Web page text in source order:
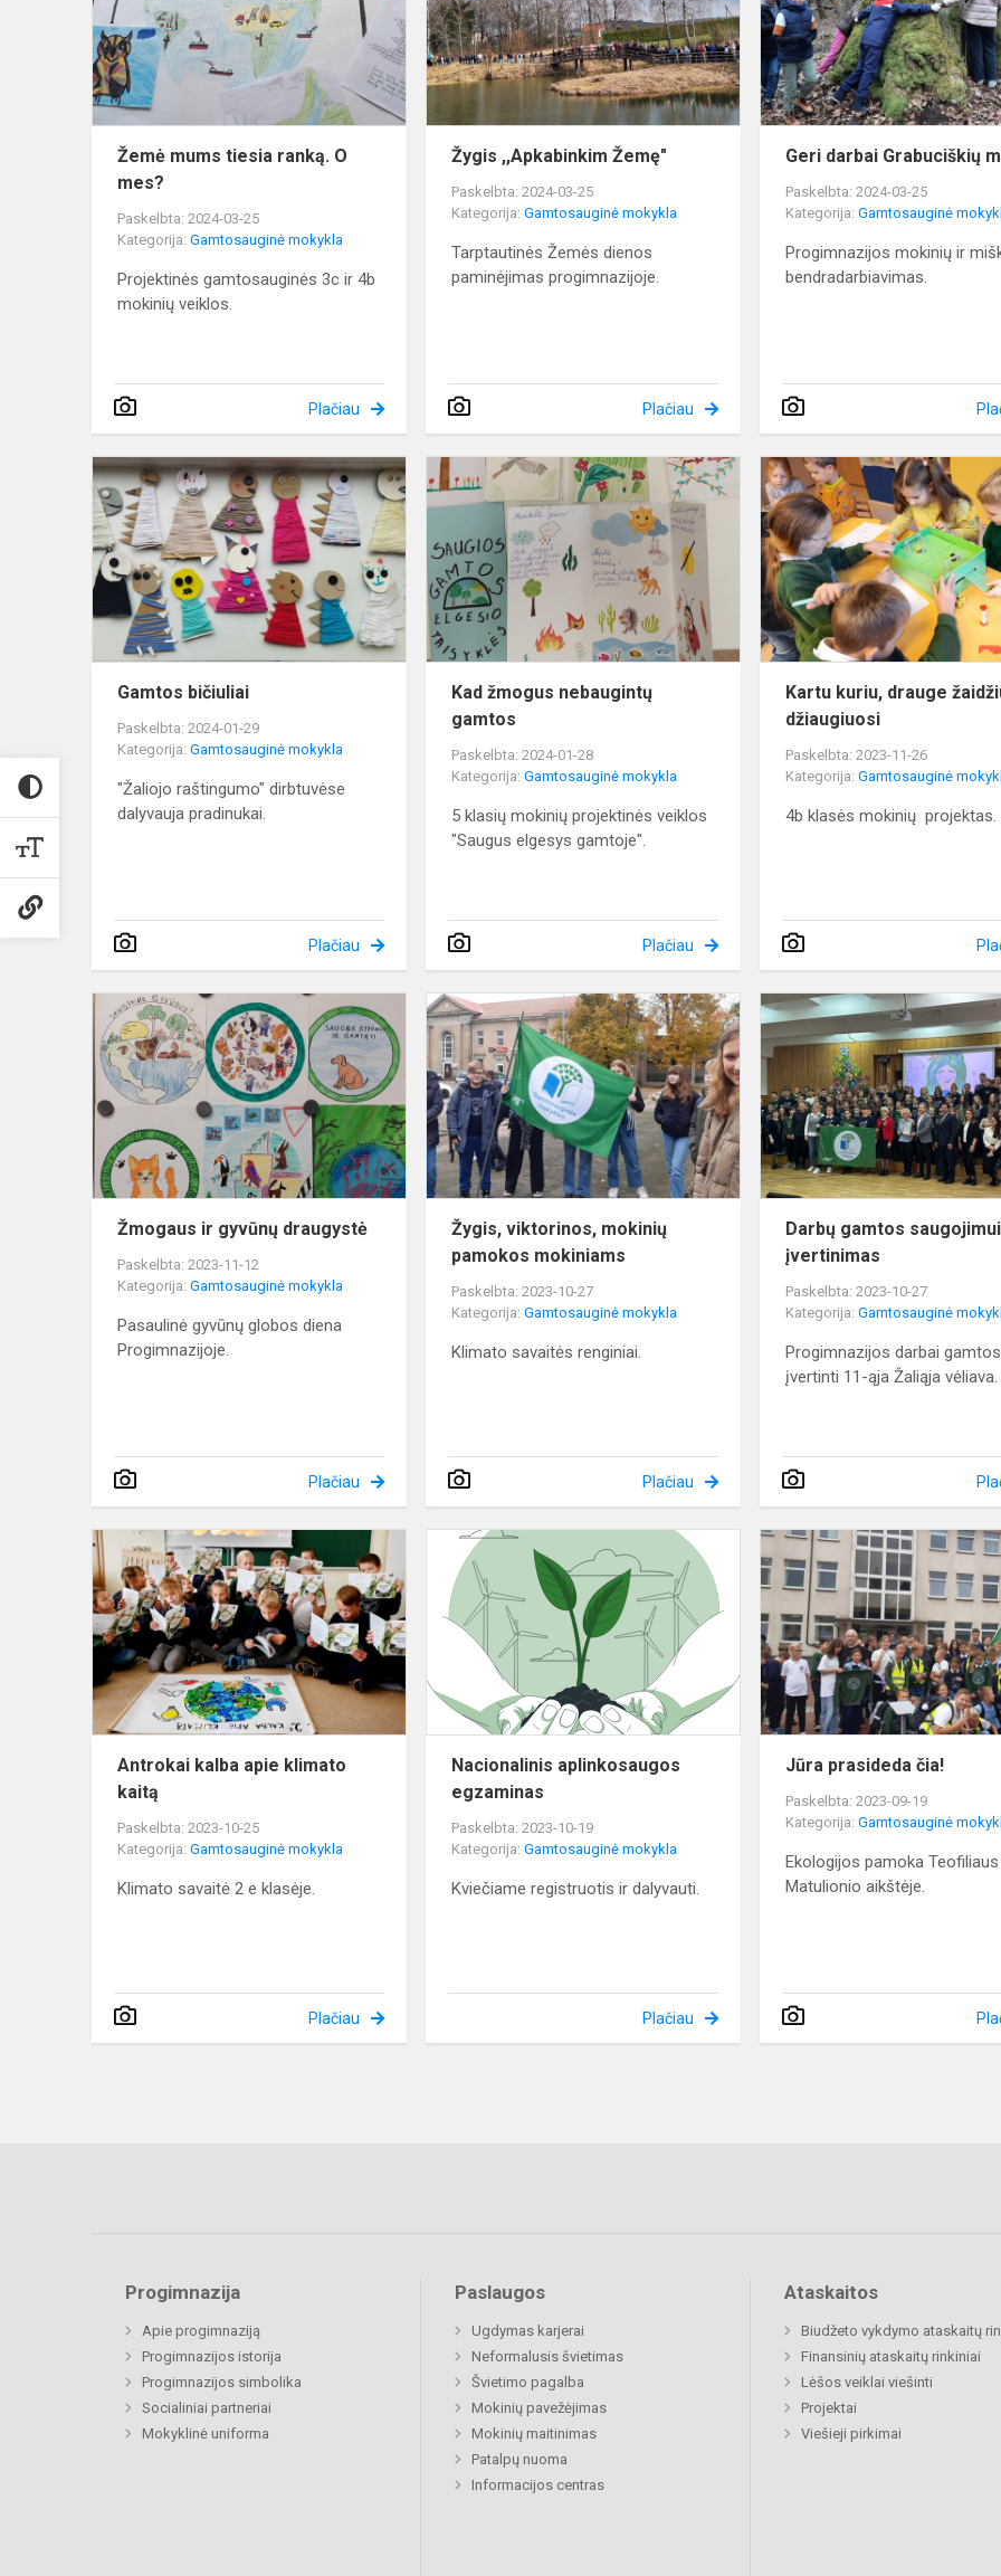
ranką.
O
mes?
Žemė mums tiesia ranką. O
mes?
Paskelbta: 2024-03-25
Kategorija: Gamtosauginė mokykla
Projektinės gamtosauginės 3c ir 4b
mokinių veiklos.
Plačiau
Žygis ,,Apkabinkim Žemę"
Paskelbta: 2024-03-25
Kategorija:Gamtosauginė mokykla
Tarptautinės Žemės dienos
paminėjimas progimnazijoje.
Plačiau
Geri darbai Grabuciškių
Paskelbta: 2024-03-25
Kategorija:Gamtosauginė
Progimnazijos mokinių ir
bendradarbiavimas.
Gamtos
bičiuliai
Gamtos bičiuliai
Paskelbta: 2024-01-29
Kategorija: Gamtosauginė mokykla
"Žaliojo raštingumo" dirbtuvėse
dalyvauja pradinukai.
Plačiau
Kad
žmogus
nebaugintų
gamtos
Kad žmogus nebaugintų
gamtos
Paskelbta: 2024-01-28
Kategorija:Gamtosauginė mokykla
5 klasių mokinių projektinės veiklos
"Saugus elgesys gamtoje".
Plačiau
Kartu kuriu, drauge
džiaugiuosi
Paskelbta: 2023-11-26
Kategorija:Gamtosauginė
4b klasės mokinių projektas.
Žmogaus
gyvūnų
draugystė
Žmogaus ir gyvūnų draugystė
Paskelbta: 2023-11-12
Kategorija: Gamtosauginė mokykla
Pasaulinė gyvūnų globos diena
Progimnazijoje.
Plačiau
Žygis,
viktorinos,
mokinių
pamokos
mokiniams
Žygis, viktorinos, mokinių
pamokos mokiniams
Paskelbta: 2023-10-27
Kategorija:Gamtosauginė mokykla
Klimato savaitės renginiai.
Plačiau
Darbų gamtos saugojimui
įvertinimas
Paskelbta: 2023-10-27
Kategorija:Gamtosauginė
Progimnazijos darbai
įvertinti 11-ąja Žaliąja vėliava.
Antrokai
klimato
kaitą
Antrokai kalba apie klimato
kaitą
Paskelbta: 2023-10-25
Kategorija: Gamtosauginė mokykla
Klimato savaitė 2 e klasėje.
Plačiau
Nacionalinis
aplinkosaugos
egzaminas
Nacionalinis aplinkosaugos
egzaminas
Paskelbta: 2023-10-19
Kategorija:Gamtosauginė mokykla
Kviečiame registruotis ir dalyvauti.
Plačiau
Jūra prasideda čia!
Paskelbta: 2023-09-19
Kategorija:Gamtosauginė
Ekologijos pamoka Teofiliaus
Matulionio aikštėje.
Progimnazija
Apie progimnaziją
Progimnazijos istorija
Progimnazijos simbolika
Socialiniai partneriai
Mokyklinė uniforma
Paslaugos
Ugdymas karjerai
Neformalusis švietimas
Švietimo pagalba
Mokinių pavežėjimas
Mokinių maitinimas
Patalpų nuoma
Informacijos centras
Ataskaitos
Biudžeto vykdymo ataskaitų
Finansinių ataskaitų rinkiniai
Lėšos veiklai viešinti
Projektai
Viešieji pirkimai